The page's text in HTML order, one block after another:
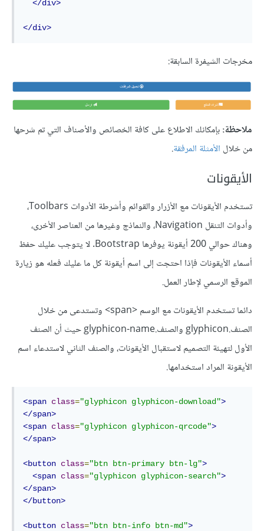
</div>
</div>
مخرجات الشيفرة السابقة:
ملاحظة:بإمكانك الاطلاع على كافة الخصائص والأصناف التي تم شرحها
من خلال الأمثلة المرفقة.
الأيقونات
تستخدم الأيقونات مع الأزرار والقوائم وأشرطة الأدوات Toolbars،
وأدوات التنقل Navigation، والنماذج وغيرها من العناصر الأخرى،
وهناك حوالي 200 أيقونة يوفرها Bootstrap. لا يتوجب عليك حفظ
أسماء الأيقونات فإذا احتجت إلى اسم أيقونة كل ما عليك فعله هو زيارة
الموقع الرسمي لإطار العمل.
دائما تستخدم الأيقونات مع الوسم <span> وتستدعى من خلال
الصنف.glyphicon والصنف.glyphicon-name حيث أن الصنف
الأول لتهيئة التصميم لاستقبال الأيقونات، والصنف الثاني لاستدعاء اسم
الأيقونة المراد استخدامها.
<span class="glyphicon glyphicon-download">
</span>
<span class="glyphicon glyphicon-qrcode">
</span>
<button class="btn btn-primary btn-lg">
<span class="glyphicon glyphicon-search">
</span>
</button>
<button class="btn btn-info btn-md">